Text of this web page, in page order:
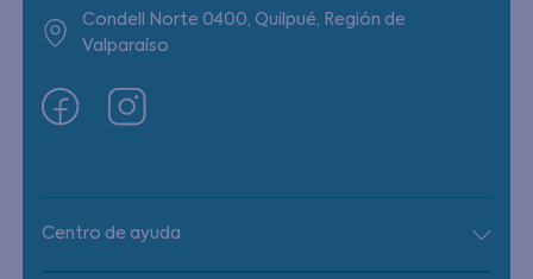
Condell Norte 0400, Quilpué, Región de
Valparaíso
Centro de ayuda